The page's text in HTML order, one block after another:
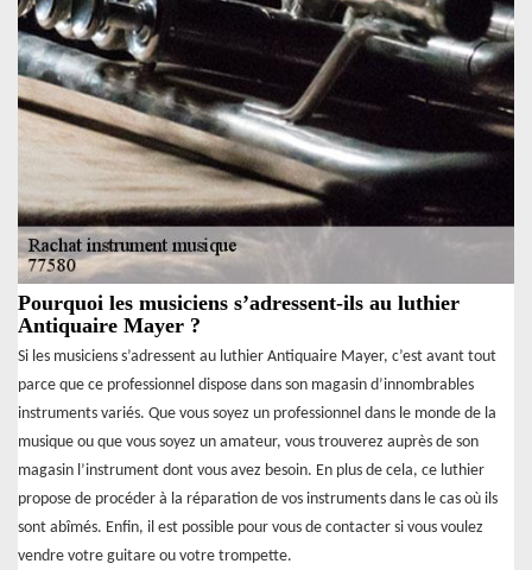
Pourquoi les musiciens s’adressent-ils au luthier
Antiquaire Mayer ?
Si les musiciens s’adressent au luthier Antiquaire Mayer, c’est avant tout
parce que ce professionnel dispose dans son magasin d’innombrables
instruments variés. Que vous soyez un professionnel dans le monde de la
musique ou que vous soyez un amateur, vous trouverez auprès de son
magasin l’instrument dont vous avez besoin. En plus de cela, ce luthier
propose de procéder à la réparation de vos instruments dans le cas où ils
sont abîmés. Enfin, il est possible pour vous de contacter si vous voulez
vendre votre guitare ou votre trompette.